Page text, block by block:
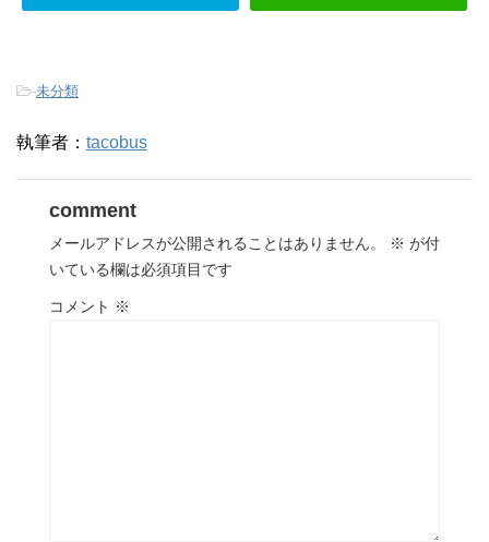
-未分類
執筆者： tacobus
comment
メールアドレスが公開されることはありません。 ※ が付
いている欄は必須項目です
コメント ※